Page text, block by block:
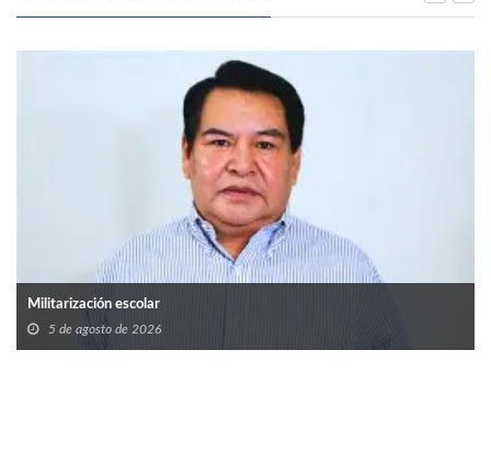
Militarización escolar
5 de agosto de 2026